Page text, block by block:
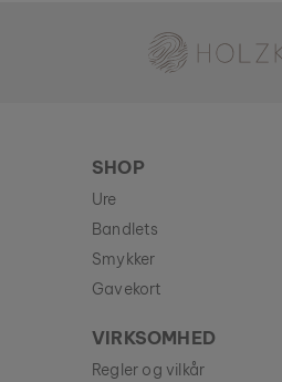
SHOP
Ure
Bandlets
Smykker
Gavekort
VIRKSOMHED
Regler og vilkår